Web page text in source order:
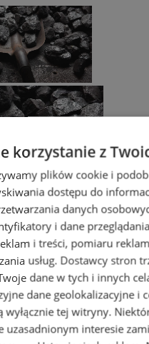
węglowy
korzystanie z
plików cookie i
dostępu do
danych
i dane
i treści, pomiaru
usług. Dostawcy stron
dane w tych i innych
dane geolokalizacyjne i
wyłącznie tej witryny.
uzasadnionym interesie